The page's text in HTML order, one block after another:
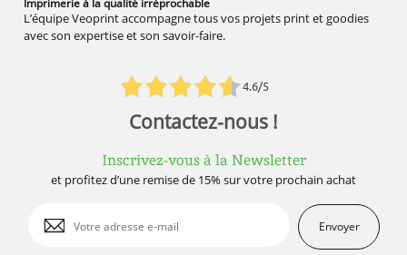
4.6/5
Imprimerie à la qualité irréprochable
L’équipe Veoprint accompagne tous vos projets print et goodies
avec son expertise et son savoir-faire.
Contactez-nous !
Inscrivez-vous à la Newsletter
et profitez d’une remise de 15% sur votre prochain achat
Envoyer